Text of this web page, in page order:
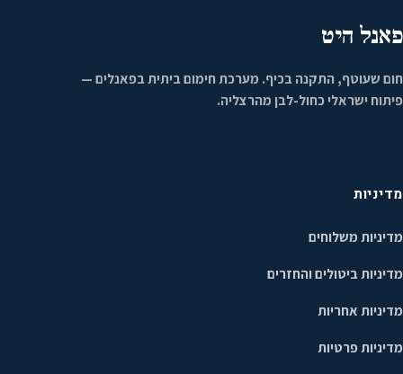
פאנל היט
חום שעוטף, התקנה בכיף. מערכת חימום ביתית בפאנלים —
פיתוח ישראלי כחול-לבן מהרצליה.
מדיניות
מדיניות משלוחים
מדיניות ביטולים והחזרים
מדיניות אחריות
מדיניות פרטיות